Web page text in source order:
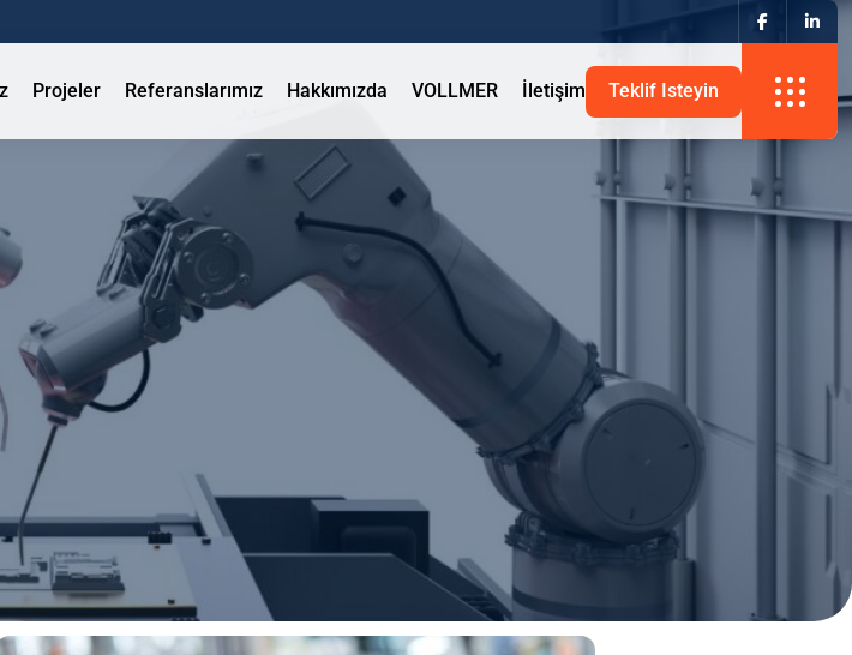
Projeler Referanslarımız Hakkımızda VOLLMER İletişim